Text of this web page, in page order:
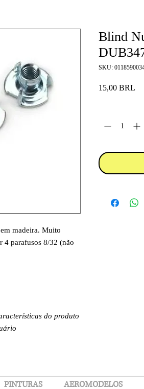
madeira. Muito
4 parafusos 8/32 (não
do produto
Blind
SKU:
15,00 BRL
PINTURAS AEROMODELOS